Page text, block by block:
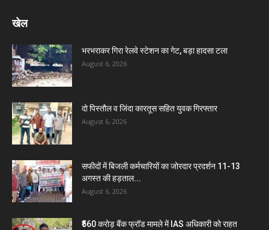
खेल
भरभराकर गिरा रेलवे स्टेशन का गेट, बड़ा हादसा टला
August 6, 2026
दो पिस्तौल व जिंदा कारतूस सहित युवक गिरफ्तार
August 6, 2026
सफीदों में बिजली कर्मचारियों का जोरदार प्रदर्शन 11-13
अगस्त की हड़ताल...
August 6, 2026
₹560 करोड़ बैंक फ्रॉड मामले में IAS अधिकारी को राहत